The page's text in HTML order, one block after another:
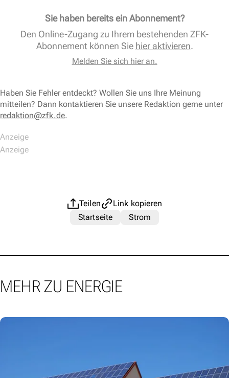
Sie haben bereits ein Abonnement?
Den Online-Zugang zu Ihrem bestehenden ZFK-
Abonnement können Sie hier aktivieren.
Melden Sie sich hier an.
Haben Sie Fehler entdeckt? Wollen Sie uns Ihre Meinung
mitteilen? Dann kontaktieren Sie unsere Redaktion gerne unter
redaktion@zfk.de.
Teilen
Link kopieren
Startseite
Strom
MEHR ZU ENERGIE